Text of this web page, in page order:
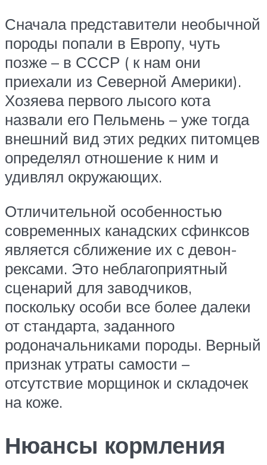
Сначала представители необычной
породы попали в Европу, чуть
позже – в СССР ( к нам они
приехали из Северной Америки).
Хозяева первого лысого кота
назвали его Пельмень – уже тогда
внешний вид этих редких питомцев
определял отношение к ним и
удивлял окружающих.
Отличительной особенностью
современных канадских сфинксов
является сближение их с девон-
рексами. Это неблагоприятный
сценарий для заводчиков,
поскольку особи все более далеки
от стандарта, заданного
родоначальниками породы. Верный
признак утраты самости –
отсутствие морщинок и складочек
на коже.
Нюансы кормления